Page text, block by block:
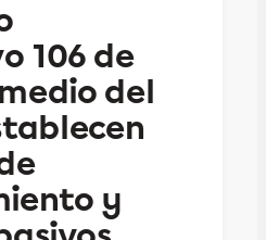
106 de
del
y